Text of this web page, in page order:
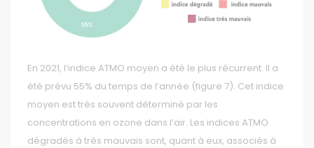
En 2021, l’indice ATMO moyen a été le plus récurrent. Il a
été prévu 55% du temps de l’année (figure 7). Cet indice
moyen est très souvent déterminé par les
concentrations en ozone dans l’air. Les indices ATMO
dégradés à très mauvais sont, quant à eux, associés à